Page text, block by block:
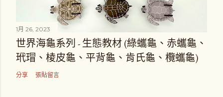
1月 26, 2023
世界海龜系列 - 生態教材 (綠蠵龜、赤蠵龜、
玳瑁、棱皮龜、平背龜、肯氏龜、欖蠵龜)
分享 張貼留言